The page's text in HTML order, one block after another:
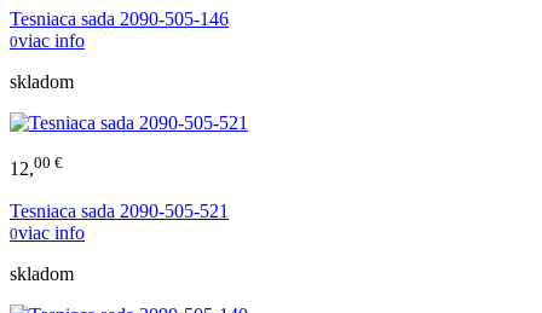
Tesniaca sada 2090-505-146
0viac info
skladom
12,00 €
Tesniaca sada 2090-505-521
0viac info
skladom